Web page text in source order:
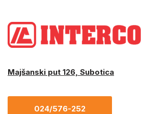
Majšanski put 126, Subotica
024/576-252